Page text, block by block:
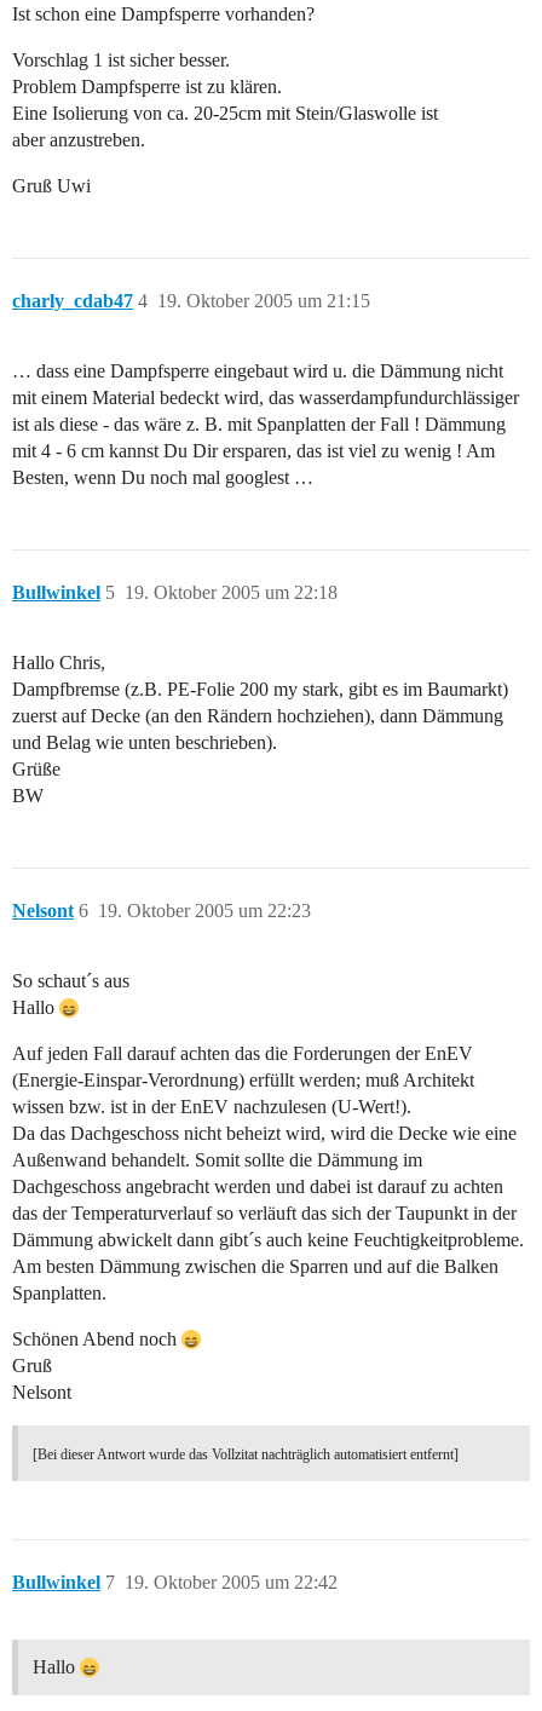
Ist schon eine Dampfsperre vorhanden?
Vorschlag 1 ist sicher besser.
Problem Dampfsperre ist zu klären.
Eine Isolierung von ca. 20-25cm mit Stein/Glaswolle ist
aber anzustreben.
Gruß Uwi
charly_cdab47 19. Oktober 2005 um 21:15
4
… dass eine Dampfsperre eingebaut wird u. die Dämmung nicht
mit einem Material bedeckt wird, das wasserdampfundurchlässiger
ist als diese - das wäre z. B. mit Spanplatten der Fall ! Dämmung
mit 4 - 6 cm kannst Du Dir ersparen, das ist viel zu wenig ! Am
Besten, wenn Du noch mal googlest …
Bullwinkel 19. Oktober 2005 um 22:18
5
Hallo Chris,
Dampfbremse (z.B. PE-Folie 200 my stark, gibt es im Baumarkt)
zuerst auf Decke (an den Rändern hochziehen), dann Dämmung
und Belag wie unten beschrieben).
Grüße
BW
Nelsont 19. Oktober 2005 um 22:23
6
So schaut´s aus
Hallo
Auf jeden Fall darauf achten das die Forderungen der EnEV
(Energie-Einspar-Verordnung) erfüllt werden; muß Architekt
wissen bzw. ist in der EnEV nachzulesen (U-Wert!).
Da das Dachgeschoss nicht beheizt wird, wird die Decke wie eine
Außenwand behandelt. Somit sollte die Dämmung im
Dachgeschoss angebracht werden und dabei ist darauf zu achten
das der Temperaturverlauf so verläuft das sich der Taupunkt in der
Dämmung abwickelt dann gibt´s auch keine Feuchtigkeitprobleme.
Am besten Dämmung zwischen die Sparren und auf die Balken
Spanplatten.
Schönen Abend noch
Gruß
Nelsont
[Bei dieser Antwort wurde das Vollzitat nachträglich automatisiert entfernt]
Bullwinkel 19. Oktober 2005 um 22:42
7
Hallo